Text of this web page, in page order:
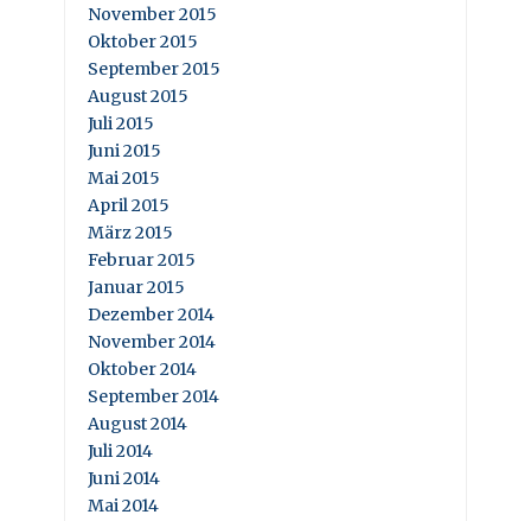
November 2015
Oktober 2015
September 2015
August 2015
Juli 2015
Juni 2015
Mai 2015
April 2015
März 2015
Februar 2015
Januar 2015
Dezember 2014
November 2014
Oktober 2014
September 2014
August 2014
Juli 2014
Juni 2014
Mai 2014